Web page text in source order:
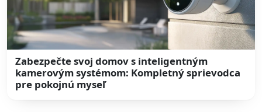
Zabezpečte svoj domov s inteligentným
kamerovým systémom: Kompletný sprievodca
pre pokojnú myseľ